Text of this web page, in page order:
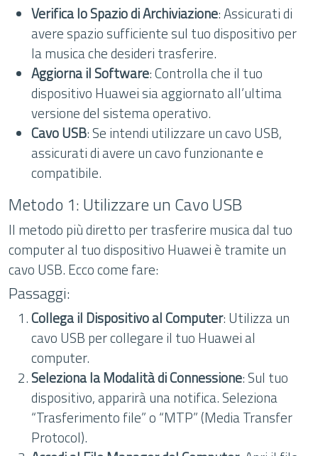
Verifica lo Spazio di Archiviazione: Assicurati di
avere spazio sufficiente sul tuo dispositivo per
la musica che desideri trasferire.
Aggiorna il Software: Controlla che il tuo
dispositivo Huawei sia aggiornato all’ultima
versione del sistema operativo.
Cavo USB: Se intendi utilizzare un cavo USB,
assicurati di avere un cavo funzionante e
compatibile.
Metodo 1: Utilizzare un Cavo USB
Il metodo più diretto per trasferire musica dal tuo
computer al tuo dispositivo Huawei è tramite un
cavo USB. Ecco come fare:
Passaggi:
Collega il Dispositivo al Computer: Utilizza un
cavo USB per collegare il tuo Huawei al
computer.
Seleziona la Modalità di Connessione: Sul tuo
dispositivo, apparirà una notifica. Seleziona
“Trasferimento file” o “MTP” (Media Transfer
Protocol).